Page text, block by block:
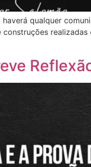
qualquer
realizadas